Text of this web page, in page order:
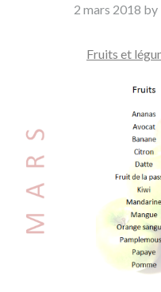
2 mars 2018 by
Fruits et